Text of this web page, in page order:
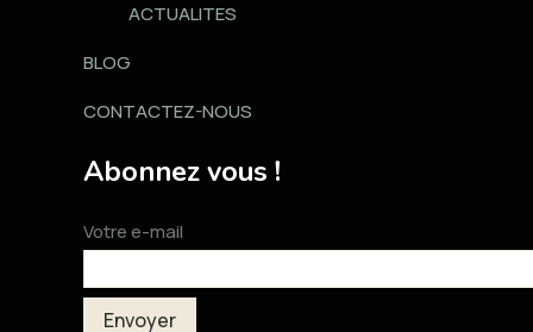
ACTUALITES
BLOG
CONTACTEZ-NOUS
Abonnez vous !
Votre e-mail